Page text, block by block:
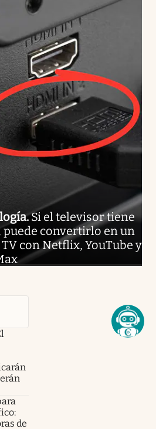
.Si el televisor tiene
puede convertirlo en un
con Netflix, YouTube y
de